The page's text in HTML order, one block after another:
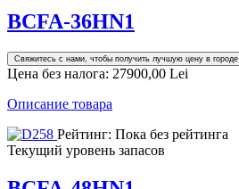
BCFA-36HN1
Свяжитесь с нами, чтобы получить лучшую цену в городе
Цена без налога: 27900,00 Lei
Описание товара
Рейтинг: Пока без рейтинга
Текущий уровень запасов